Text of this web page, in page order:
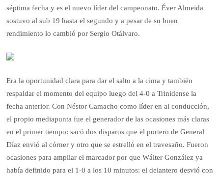
séptima fecha y es el nuevo líder del campeonato. Éver Almeida
sostuvo al sub 19 hasta el segundo y a pesar de su buen
rendimiento lo cambió por Sergio Otálvaro.
Era la oportunidad clara para dar el salto a la cima y también
respaldar el momento del equipo luego del 4-0 a Trinidense la
fecha anterior. Con Néstor Camacho como líder en al conducción,
el propio mediapunta fue el generador de las ocasiones más claras
en el primer tiempo: sacó dos disparos que el portero de General
Díaz envió al córner y otro que se estrelló en el travesaño. Fueron
ocasiones para ampliar el marcador por que Wálter González ya
había definido para el 1-0 a los 10 minutos: el delantero desvió con